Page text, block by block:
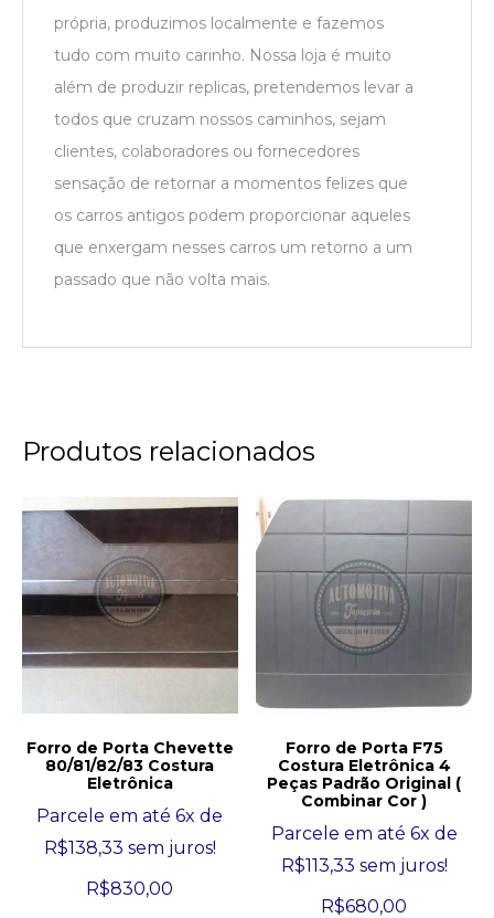
própria, produzimos localmente e fazemos
tudo com muito carinho. Nossa loja é muito
além de produzir replicas, pretendemos levar a
todos que cruzam nossos caminhos, sejam
clientes, colaboradores ou fornecedores
sensação de retornar a momentos felizes que
os carros antigos podem proporcionar aqueles
que enxergam nesses carros um retorno a um
passado que não volta mais.
Produtos relacionados
Forro de Porta Chevette
80/81/82/83 Costura
Eletrônica
Parcele em até 6x de
R$138,33 sem juros!
R$830,00
Forro de Porta F75
Costura Eletrônica 4
Peças Padrão Original (
Combinar Cor )
Parcele em até 6x de
R$113,33 sem juros!
R$680,00